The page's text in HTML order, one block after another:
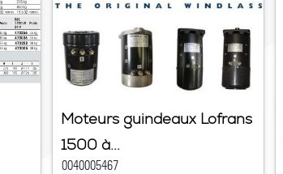
Moteurs guindeaux Lofrans
1500 à...
0040005467